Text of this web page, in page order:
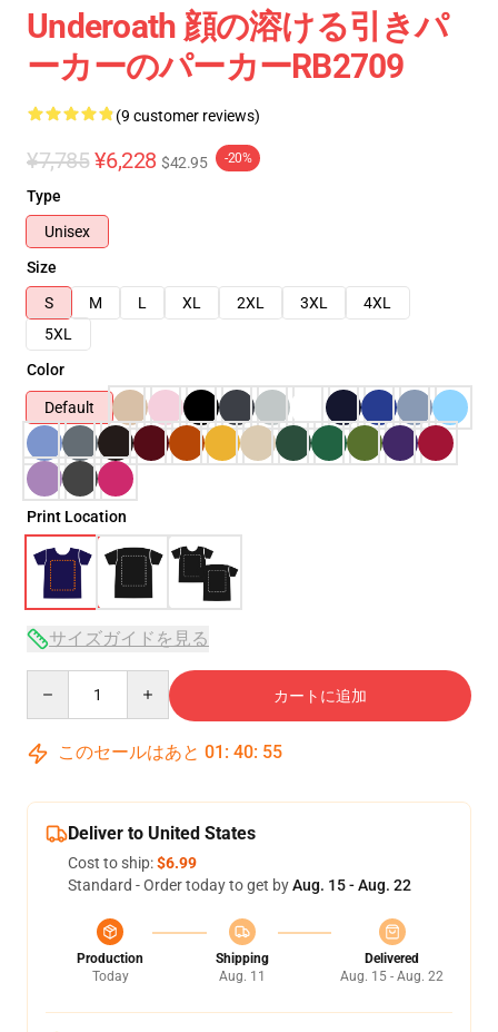
Underoath 顔の溶ける引きパ
ーカーのパーカーRB2709
(9 customer reviews)
¥7,785 ¥6,228 $42.95 -20%
Type
Unisex
Size
S
M L XL 2XL 3XL
4XL
5XL
Color
Default
Print Location
サイズガイドを見る
カートに追加
このセールはあと 01 : 40: 54
Deliver to United States
Cost to ship:$6.99
Standard - Order today to get byAug. 15 - Aug. 22
Production
Today
Shipping
Aug. 11
Delivered
Aug. 15 - Aug. 22